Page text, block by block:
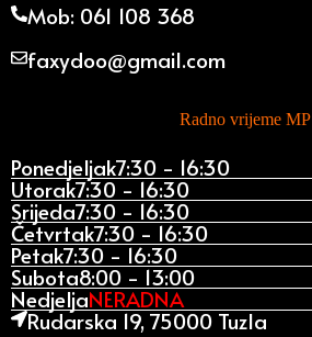
Mob: 061 108 368
faxydoo@gmail.com
Radno vrijeme MP
Ponedjeljak7:30 - 16:30
Utorak7:30 - 16:30
Srijeda7:30 - 16:30
Četvrtak7:30 - 16:30
Petak7:30 - 16:30
Subota8:00 - 13:00
NedjeljaNERADNA
Rudarska 19, 75000 Tuzla